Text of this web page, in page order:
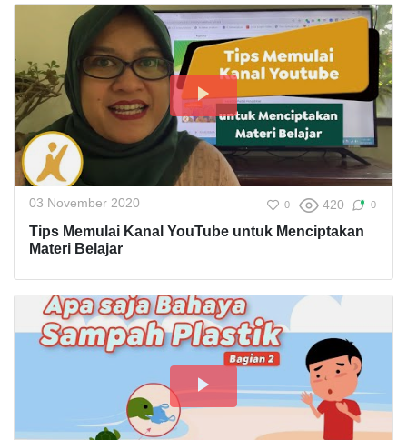
03 November 2020 0 420 0
Tips Memulai Kanal YouTube untuk Menciptakan
Materi Belajar